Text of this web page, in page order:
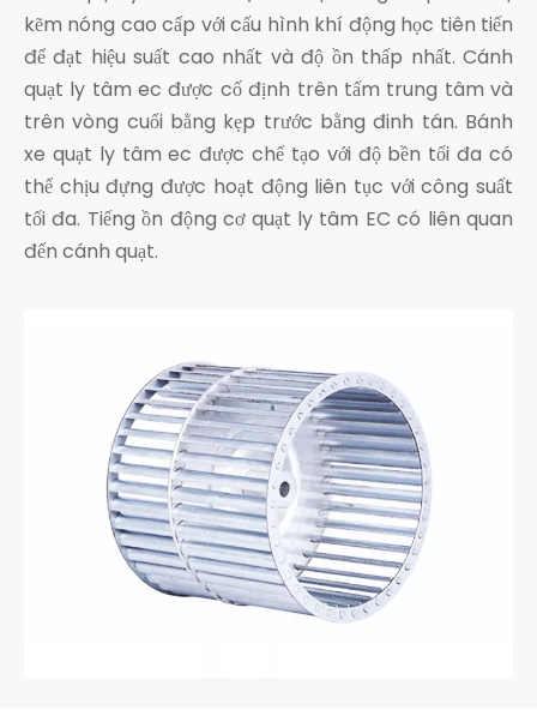
kẽm nóng cao cấp với cấu hình khí động học tiên tiến
để đạt hiệu suất cao nhất và độ ồn thấp nhất. Cánh
quạt ly tâm ec được cố định trên tấm trung tâm và
trên vòng cuối bằng kẹp trước bằng đinh tán. Bánh
xe quạt ly tâm ec được chế tạo với độ bền tối đa có
thể chịu đựng được hoạt động liên tục với công suất
tối đa. Tiếng ồn động cơ quạt ly tâm EC có liên quan
đến cánh quạt.